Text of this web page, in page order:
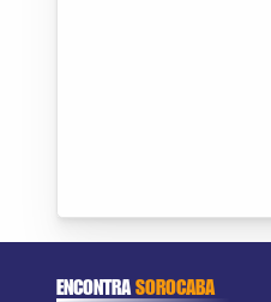
ENCONTRASOROCABA